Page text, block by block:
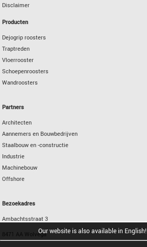
Disclaimer
Producten
Dejogrip roosters
Traptreden
Vloerrooster
Schoepenroosters
Wandroosters
Partners
Architecten
Aannemers en Bouwbedrijven
Staalbouw en -constructie
Industrie
Machinebouw
Offshore
Bezoekadres
Ambachtsstraat 3
8471 AA WolvegaOur website is also available in English!